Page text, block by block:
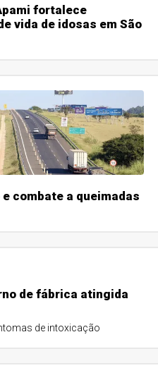
fortalece
vida de idosas em São
combate a queimadas
de fábrica atingida
de intoxicação